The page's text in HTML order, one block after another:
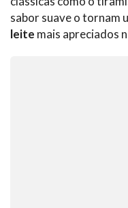
sabor suave o tornam
leite mais apreciados